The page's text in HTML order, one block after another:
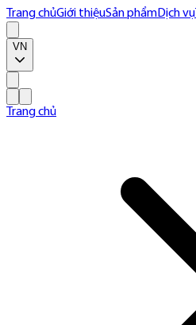
Trang chủGiới thiệuSản phẩmDịch vụ
VN
Trang chủ